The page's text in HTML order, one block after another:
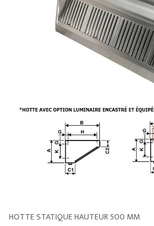
HOTTE STATIQUE HAUTEUR 500 MM